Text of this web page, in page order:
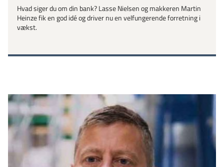
Hvad siger du om din bank? Lasse Nielsen og makkeren Martin
Heinze fik en god idé og driver nu en velfungerende forretning i
vækst.